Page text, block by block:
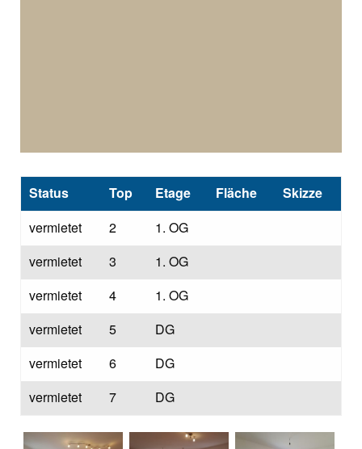
Status Top Etage Fläche
Skizze
vermietet
2
1. OG
vermietet
3
1. OG
vermietet
4
1. OG
vermietet
5
DG
vermietet
6
DG
vermietet
7 DG